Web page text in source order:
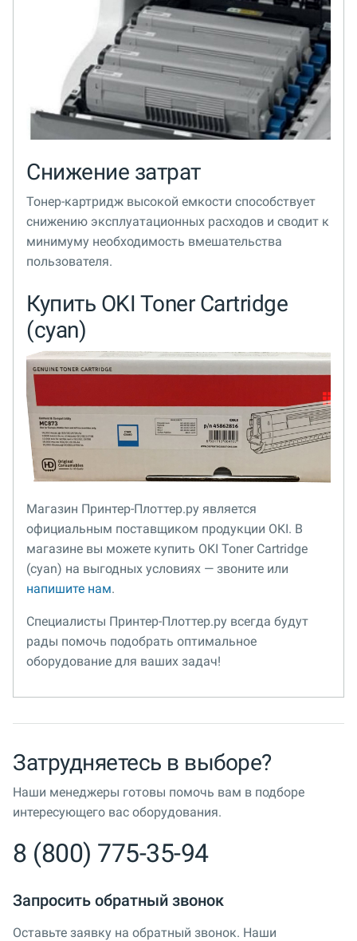
Снижение затрат
Тонер-картридж высокой емкости способствует
снижению эксплуатационных расходов и сводит к
минимуму необходимость вмешательства
пользователя.
Купить OKI Toner Cartridge
(cyan)
Магазин Принтер-Плоттер.ру является
официальным поставщиком продукции OKI. В
магазине вы можете купить OKI Toner Cartridge
(cyan) на выгодных условиях — звоните или
напишите нам.
Специалисты Принтер-Плоттер.ру всегда будут
рады помочь подобрать оптимальное
оборудование для ваших задач!
Затрудняетесь в выборе?
Наши менеджеры готовы помочь вам в подборе
интересующего вас оборудования.
8 (800) 775-35-94
Запросить обратный звонок
Оставьте заявку на обратный звонок. Наши